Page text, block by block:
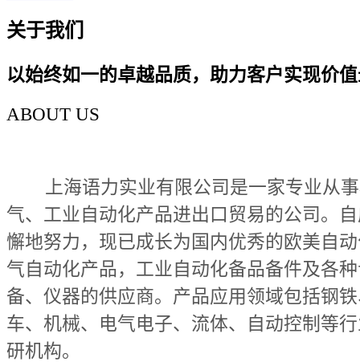
关于我们
以始终如一的卓越品质，助力客户实现价
ABOUT US
上海语力实业有限公司是一家专业从
气、工业自动化产品进出口贸易的公司。
懈地努力，现已成长为国内优秀的欧美自
气自动化产品，工业自动化备品备件及各
备、仪器的供应商。产品应用领域包括钢
车、机械、电气电子、流体、自动控制等
研机构。